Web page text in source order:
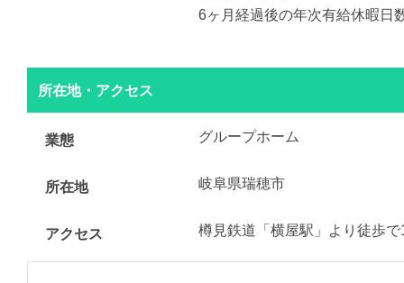
6ヶ月経過後の年次有給休暇日
所在地・アクセス
業態 グループホーム
所在地 岐阜県瑞穂市
アクセス 樽見鉄道「横屋駅」より徒歩